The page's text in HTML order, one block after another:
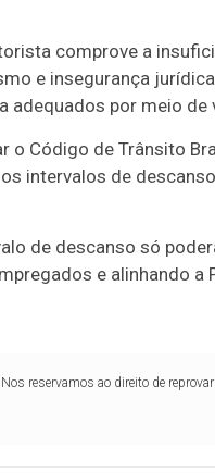
comprove a
e insegurança
adequados por meio de
o Código de Trânsito
intervalos de
de descanso só
e alinhando a
reservamos ao direito de